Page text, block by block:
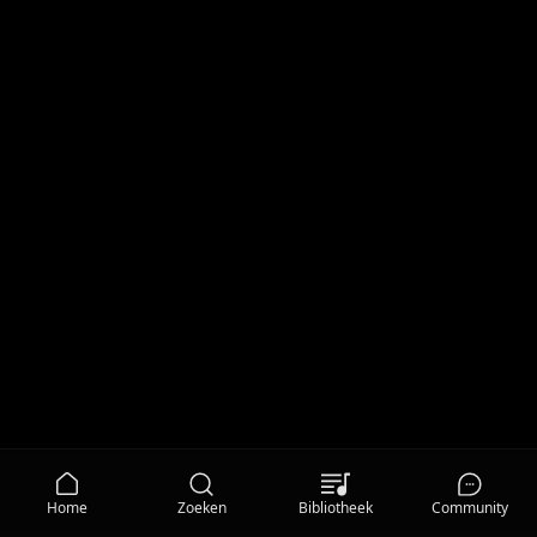
Home Zoeken Bibliotheek Community